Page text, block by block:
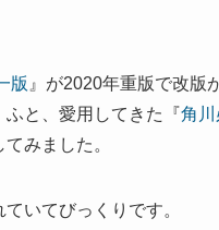
版 』が2020年重版で改版
と、愛用してきた『角
みました。
ていてびっくりです。